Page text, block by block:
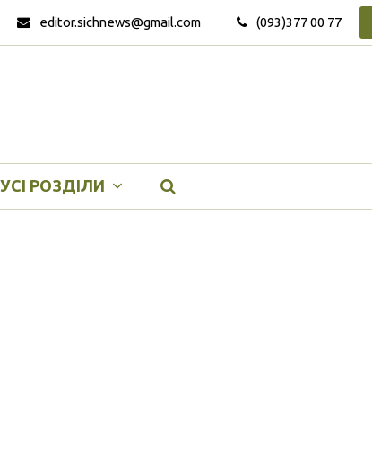
editor.sichnews@gmail.com (093)377 00 77
УСІ РОЗДІЛИ